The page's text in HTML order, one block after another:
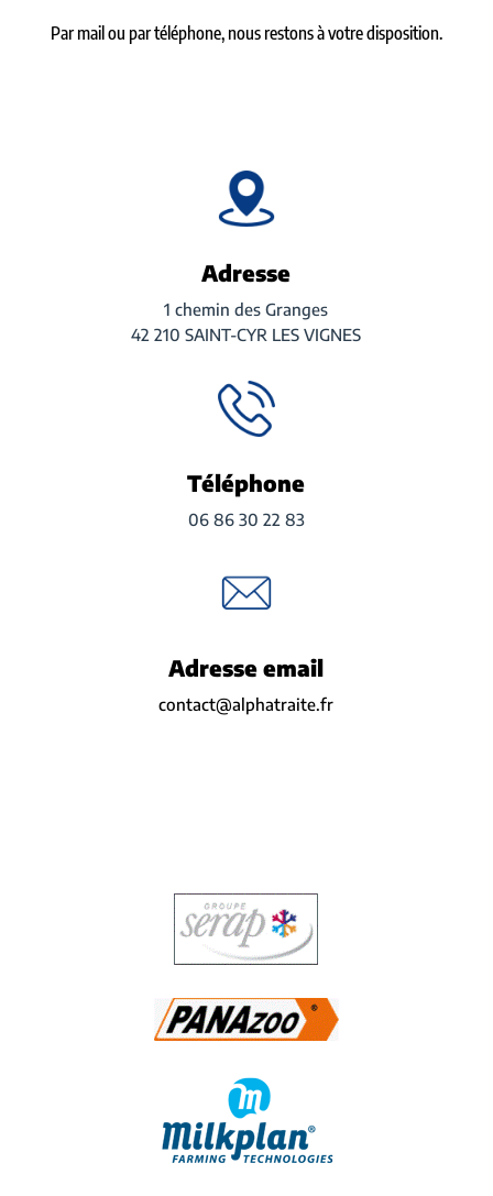
Par mail ou par téléphone, nous restons à votre disposition.
Adresse
1 chemin des Granges
42 210 SAINT-CYR LES VIGNES
Téléphone
06 86 30 22 83
Adresse email
contact@alphatraite.fr